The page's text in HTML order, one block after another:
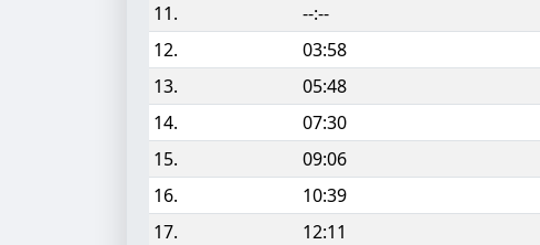
11.
--:--
12.
03:58
13.
05:48
14.
07:30
15.
09:06
16.
10:39
17.
12:11